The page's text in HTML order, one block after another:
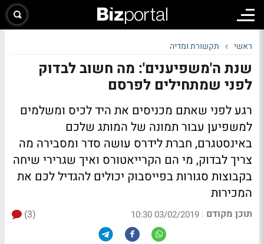
ראשי תקשורת ומדיה
שנת ה'משפיענים': מה חשוב לבדוק
לפני שמתחילים לפרסם
רגע לפני שאתם מכניסים את היד לכיס ומשלמים
למשפיען עבור תמונה של המותג שלכם
באינסטגרם, חברת לידרס עושה סדר ומסבירה מה
צריך לבדוק, מי הם הקרייאטורס ואיך שגרירי שיחה
בקבוצות סגורות בפייסבוק יכולים להגדיל לכם את
המכירות
תוכן מקודם |
03/02/2019 10:30
(3)